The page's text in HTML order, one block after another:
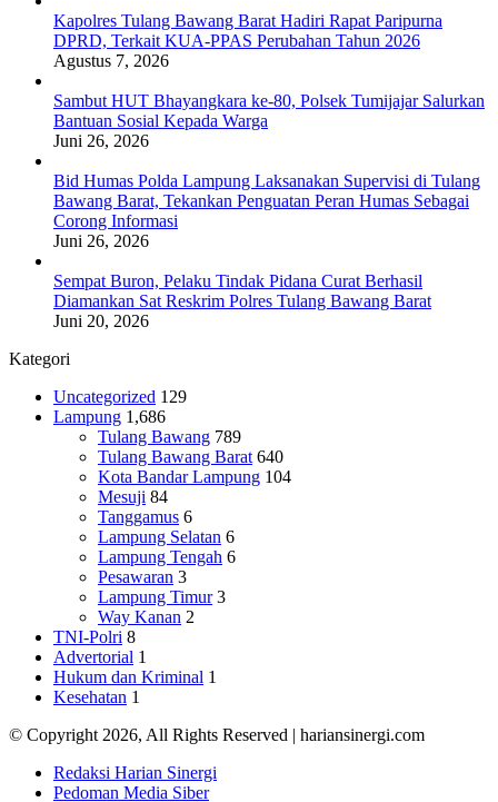
Kapolres Tulang Bawang Barat Hadiri Rapat Paripurna
DPRD, Terkait KUA-PPAS Perubahan Tahun 2026
Agustus 7, 2026
Sambut HUT Bhayangkara ke-80, Polsek Tumijajar Salurkan
Bantuan Sosial Kepada Warga
Juni 26, 2026
Bid Humas Polda Lampung Laksanakan Supervisi di Tulang
Bawang Barat, Tekankan Penguatan Peran Humas Sebagai
Corong Informasi
Juni 26, 2026
Sempat Buron, Pelaku Tindak Pidana Curat Berhasil
Diamankan Sat Reskrim Polres Tulang Bawang Barat
Juni 20, 2026
Kategori
Uncategorized 129
Lampung 1,686
Tulang Bawang 789
Tulang Bawang Barat 640
Kota Bandar Lampung 104
Mesuji 84
Tanggamus 6
Lampung Selatan 6
Lampung Tengah 6
Pesawaran 3
Lampung Timur 3
Way Kanan 2
TNI-Polri 8
Advertorial 1
Hukum dan Kriminal 1
Kesehatan 1
© Copyright 2026, All Rights Reserved | hariansinergi.com
Redaksi Harian Sinergi
Pedoman Media Siber